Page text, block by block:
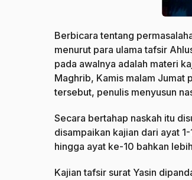
Berbicara tentang
menurut para ulama tafsir
pada awalnya adalah materi
Maghrib, Kamis malam Jumat
tersebut, penulis menyusun
Secara bertahap naskah itu
disampaikan kajian dari ayat
hingga ayat ke-10 bahkan
Kajian tafsir surat Yasin